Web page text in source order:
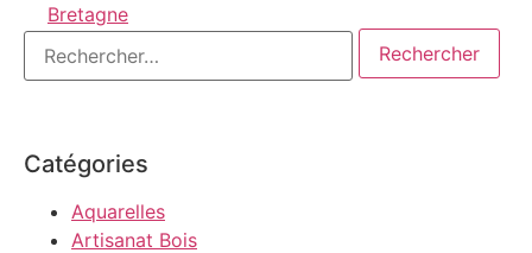
Bretagne
Catégories
Aquarelles
Artisanat Bois